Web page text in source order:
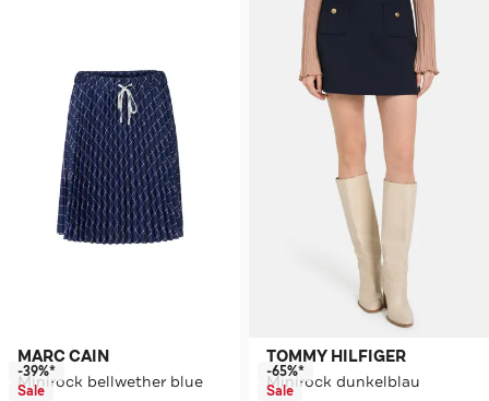
MARC CAIN
Minirock bellwether blue
-39%*
Sale
TOMMY HILFIGER
Minirock dunkelblau
-65%*
Sale